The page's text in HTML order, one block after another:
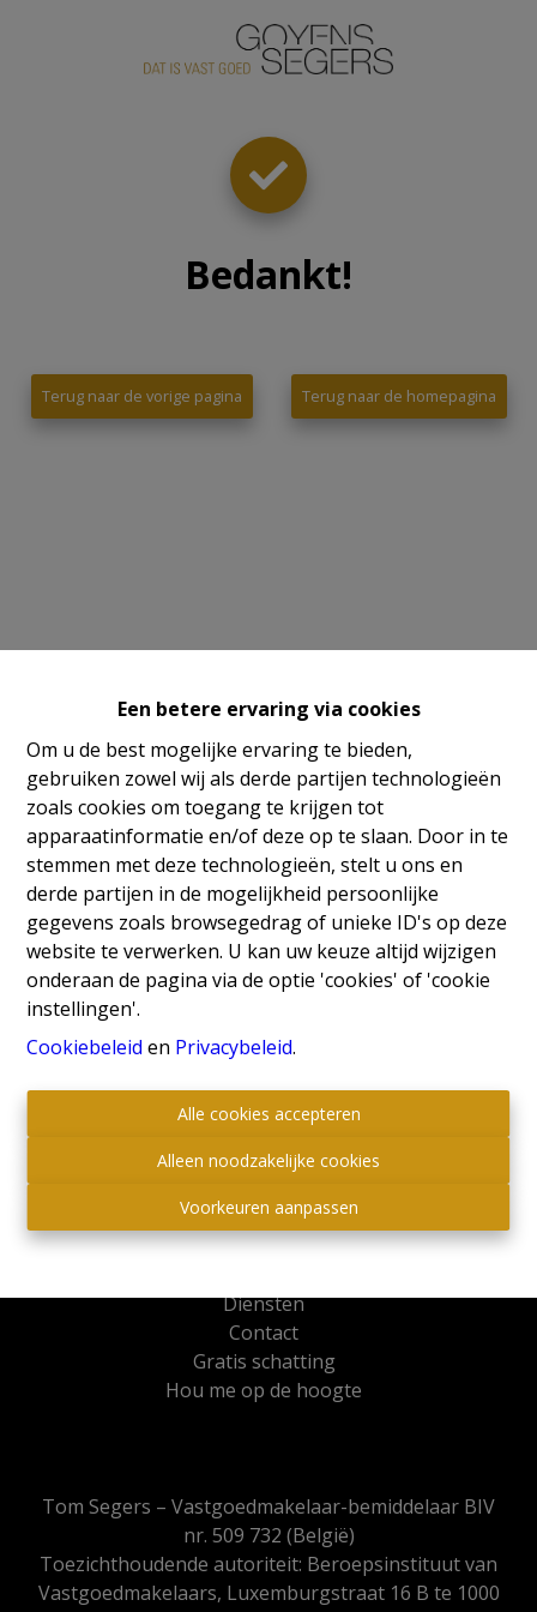
Een betere ervaring via cookies
Om u de best mogelijke ervaring te bieden,
gebruiken zowel wij als derde partijen technologieën
zoals cookies om toegang te krijgen tot
apparaatinformatie en/of deze op te slaan. Door in te
stemmen met deze technologieën, stelt u ons en
derde partijen in de mogelijkheid persoonlijke
gegevens zoals browsegedrag of unieke ID's op deze
website te verwerken. U kan uw keuze altijd wijzigen
onderaan de pagina via de optie 'cookies' of 'cookie
instellingen'.
Cookiebeleid en Privacybeleid.
Alle cookies accepteren
Alleen noodzakelijke cookies
Voorkeuren aanpassen
Bedankt!
Terug naar de vorige pagina Terug naar de homepagina
Contact
Koning Albertlaan 13a
3680 Maaseik
info@goyenssegersvastgoed.be
Te huur
Projecten
Diensten
Contact
Gratis schatting
Hou me op de hoogte
Tom Segers – Vastgoedmakelaar-bemiddelaar BIV
nr. 509 732 (België)
Toezichthoudende autoriteit: Beroepsinstituut van
Vastgoedmakelaars, Luxemburgstraat 16 B te 1000